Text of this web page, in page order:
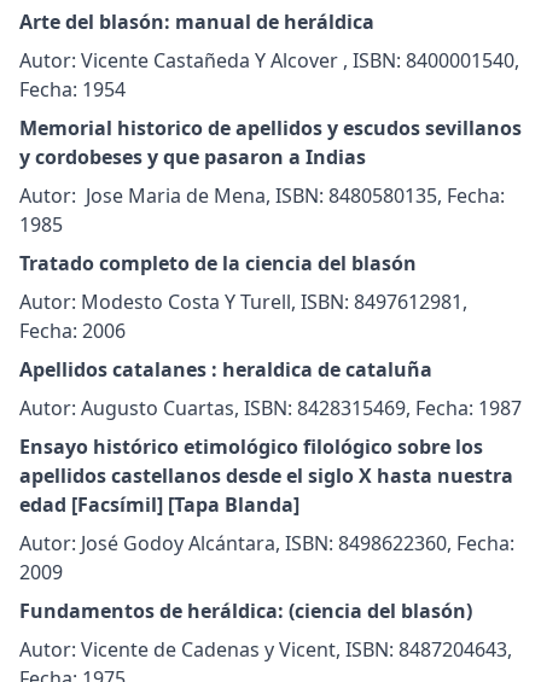
Arte del blasón: manual de heráldica
Autor: Vicente Castañeda Y Alcover , ISBN: 8400001540,
Fecha: 1954
Memorial historico de apellidos y escudos sevillanos
y cordobeses y que pasaron a Indias
Autor: Jose Maria de Mena, ISBN: 8480580135, Fecha:
1985
Tratado completo de la ciencia del blasón
Autor: Modesto Costa Y Turell, ISBN: 8497612981,
Fecha: 2006
Apellidos catalanes : heraldica de cataluña
Autor: Augusto Cuartas, ISBN: 8428315469, Fecha: 1987
Ensayo histórico etimológico filológico sobre los
apellidos castellanos desde el siglo X hasta nuestra
edad [Facsímil] [Tapa Blanda]
Autor: José Godoy Alcántara, ISBN: 8498622360, Fecha:
2009
Fundamentos de heráldica: (ciencia del blasón)
Autor: Vicente de Cadenas y Vicent, ISBN: 8487204643,